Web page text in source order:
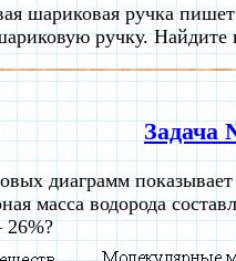
шариковая ручка
ручку. Найдите
Задача
диаграмм
масса водорода
26%?